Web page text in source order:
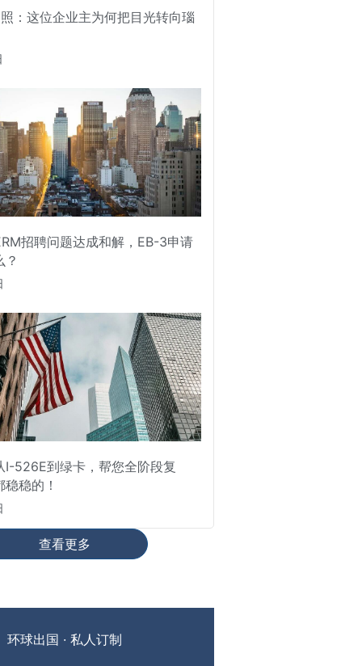
：这位企业主为何把目光转向瑙
招聘问题达成和解，EB-3申请
？
I-526E到绿卡，帮您全阶段复
稳的！
查看更多
环球出国 · 私人订制